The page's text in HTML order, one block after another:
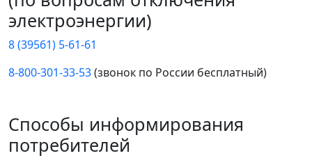
электроэнергии)
8 (39561) 5-61-61
8-800-301-33-53(звонок по России бесплатный)
Способы информирования
потребителей